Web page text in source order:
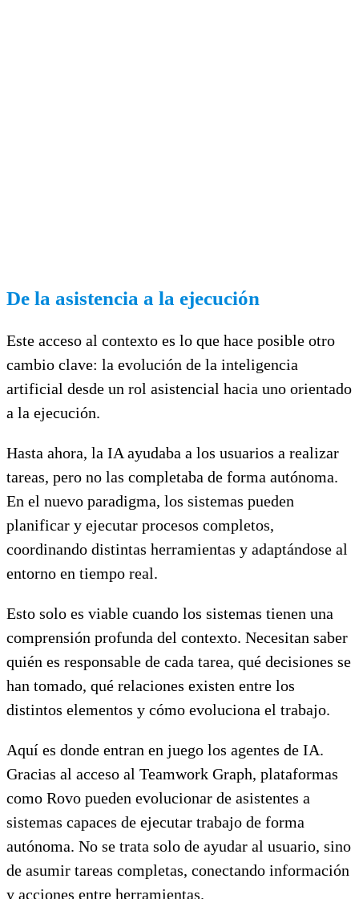
De la asistencia a la ejecución
Este acceso al contexto es lo que hace posible otro
cambio clave: la evolución de la inteligencia
artificial desde un rol asistencial hacia uno orientado
a la ejecución.
Hasta ahora, la IA ayudaba a los usuarios a realizar
tareas, pero no las completaba de forma autónoma.
En el nuevo paradigma, los sistemas pueden
planificar y ejecutar procesos completos,
coordinando distintas herramientas y adaptándose al
entorno en tiempo real.
Esto solo es viable cuando los sistemas tienen una
comprensión profunda del contexto. Necesitan saber
quién es responsable de cada tarea, qué decisiones se
han tomado, qué relaciones existen entre los
distintos elementos y cómo evoluciona el trabajo.
Aquí es donde entran en juego los agentes de IA.
Gracias al acceso al Teamwork Graph, plataformas
como Rovo pueden evolucionar de asistentes a
sistemas capaces de ejecutar trabajo de forma
autónoma. No se trata solo de ayudar al usuario, sino
de asumir tareas completas, conectando información
y acciones entre herramientas.